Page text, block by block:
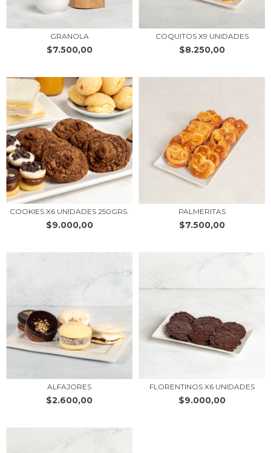
GRANOLA
$7.500,00
COQUITOS X9 UNIDADES
$8.250,00
COOKIES X6 UNIDADES 250GRS.
$9.000,00
PALMERITAS
$7.500,00
ALFAJORES
$2.600,00
FLORENTINOS X6 UNIDADES
$9.000,00